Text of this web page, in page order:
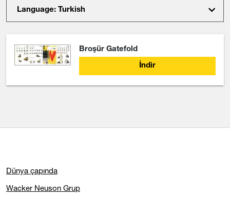
Language: Turkish
Broşür Gatefold
İndir
Dünya çapında
Wacker Neuson Grup